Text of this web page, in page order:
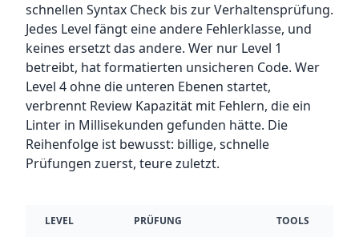
schnellen Syntax Check bis zur Verhaltensprüfung.
Jedes Level fängt eine andere Fehlerklasse, und
keines ersetzt das andere. Wer nur Level 1
betreibt, hat formatierten unsicheren Code. Wer
Level 4 ohne die unteren Ebenen startet,
verbrennt Review Kapazität mit Fehlern, die ein
Linter in Millisekunden gefunden hätte. Die
Reihenfolge ist bewusst: billige, schnelle
Prüfungen zuerst, teure zuletzt.
LEVEL PRÜFUNG TOOLS